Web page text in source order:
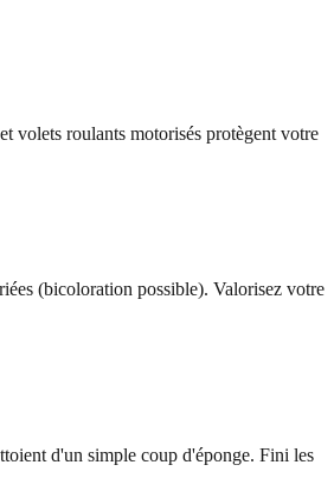
volets roulants motorisés protègent votre
(bicoloration possible). Valorisez votre
d'un simple coup d'éponge. Fini les